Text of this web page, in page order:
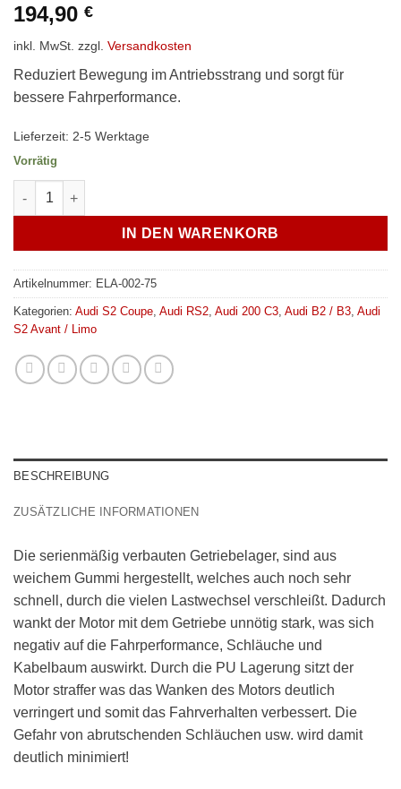
194,90 €
inkl. MwSt. zzgl. Versandkosten
Reduziert Bewegung im Antriebsstrang und sorgt für
bessere Fahrperformance.
Lieferzeit: 2-5 Werktage
Vorrätig
Verkline Getriebelager PU-Lagerung Hilfsrahmen
IN DEN WARENKORB
Artikelnummer: ELA-002-75
Kategorien: Audi S2 Coupe, Audi RS2, Audi 200 C3, Audi B2 / B3, Audi
S2 Avant / Limo
BESCHREIBUNG
ZUSÄTZLICHE INFORMATIONEN
Die serienmäßig verbauten Getriebelager, sind aus
weichem Gummi hergestellt, welches auch noch sehr
schnell, durch die vielen Lastwechsel verschleißt. Dadurch
wankt der Motor mit dem Getriebe unnötig stark, was sich
negativ auf die Fahrperformance, Schläuche und
Kabelbaum auswirkt. Durch die PU Lagerung sitzt der
Motor straffer was das Wanken des Motors deutlich
verringert und somit das Fahrverhalten verbessert. Die
Gefahr von abrutschenden Schläuchen usw. wird damit
deutlich minimiert!